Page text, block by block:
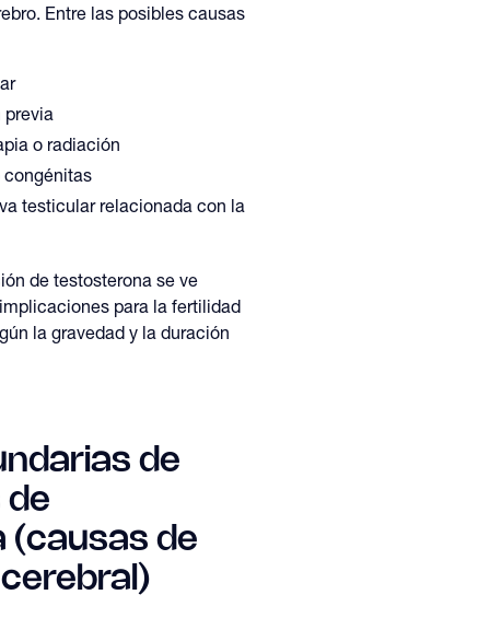
Entre las posibles causas
o radiación
testicular relacionada con la
de testosterona se ve
para la fertilidad
la gravedad y la duración
de
de
(causas de